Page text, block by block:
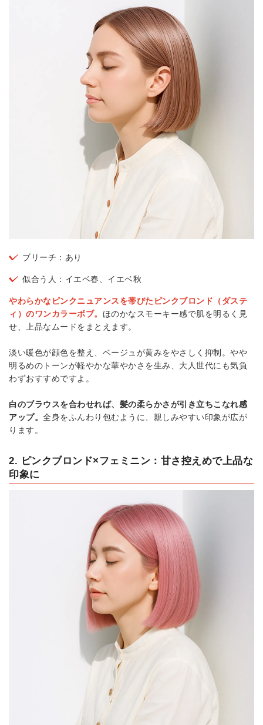
ブリーチ：あり
似合う人：イエベ春、イエベ秋
やわらかなピンクニュアンスを帯びたピンクブロンド（ダステ
ィ）のワンカラーボブ。 ほのかなスモーキー感で肌を明るく見
せ、上品なムードをまとえます。
淡い暖色が顔色を整え、ベージュが黄みをやさしく抑制。やや
明るめのトーンが軽やかな華やかさを生み、大人世代にも気負
わずおすすめですよ。
白のブラウスを合わせれば、髪の柔らかさが引き立ちこなれ感
アップ。 全身をふんわり包むように、親しみやすい印象が広が
ります。
2. ピンクブロンド×フェミニン：甘さ控えめで上品な
印象に